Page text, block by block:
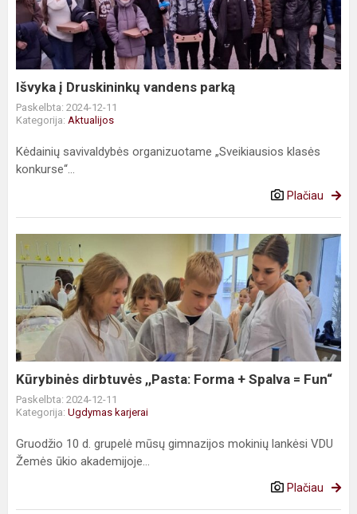
vandens
parką
Išvyka į Druskininkų vandens parką
Paskelbta: 2024-12-11
Kategorija: Aktualijos
Kėdainių savivaldybės organizuotame „Sveikiausios klasės
konkurse“...
Plačiau
Kūrybinės
dirbtuvės
,,Pasta:
Forma
+
Spalva
=
Fun“
Kūrybinės dirbtuvės ,,Pasta: Forma + Spalva = Fun“
Paskelbta: 2024-12-11
Kategorija: Ugdymas karjerai
Gruodžio 10 d. grupelė mūsų gimnazijos mokinių lankėsi VDU
Žemės ūkio akademijoje...
Plačiau